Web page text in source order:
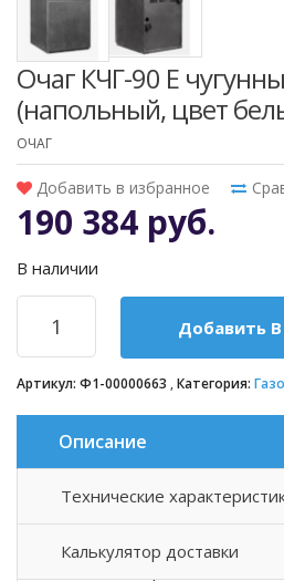
Очаг КЧГ-90 E
(напольный, цвет
ОЧАГ
Добавить в избранное
190 384 руб.
В наличии
Добавить
Артикул: Ф1-00000663 Категория:
Описание
Технические
Калькулятор доставки
Описание товара